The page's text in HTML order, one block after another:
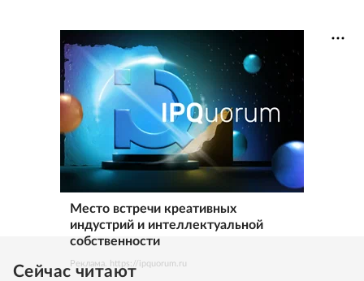
Место встречи креативных
индустрий и интеллектуальной
собственности
Реклама. https://ipquorum.ru
Сейчас читают